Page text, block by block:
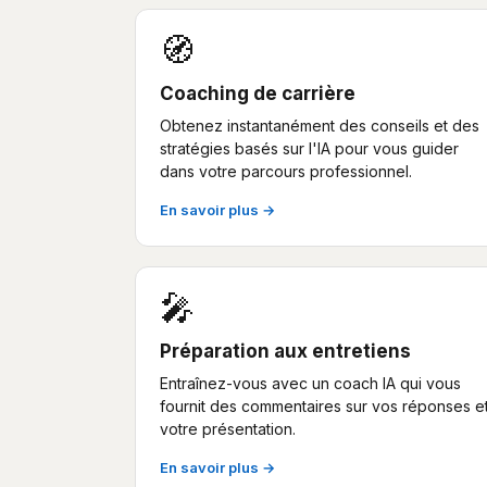
🧭
Coaching de carrière
Obtenez instantanément des conseils et des
stratégies basés sur l'IA pour vous guider
dans votre parcours professionnel.
En savoir plus →
🎤
Préparation aux entretiens
Entraînez-vous avec un coach IA qui vous
fournit des commentaires sur vos réponses
votre présentation.
En savoir plus →